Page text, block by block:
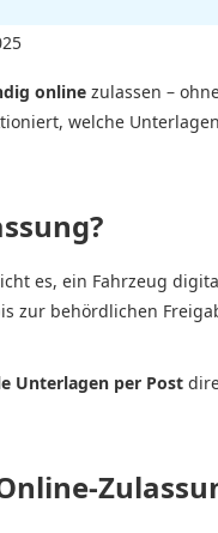
online zulassen –
welche
es, ein Fahrzeug
zur behördlichen
Unterlagen per Post